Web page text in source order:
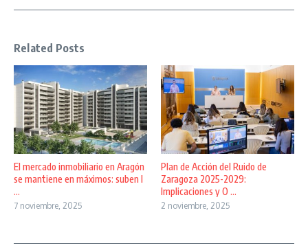
Related Posts
El mercado inmobiliario en Aragón
se mantiene en máximos: suben l
...
7 noviembre, 2025
Plan de Acción del Ruido de
Zaragoza 2025-2029:
Implicaciones y O ...
2 noviembre, 2025